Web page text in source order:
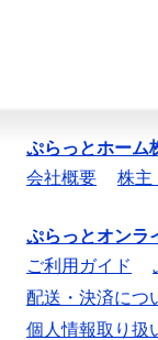
ぷらっとホーム
会社概要
株主
ぷらっとオンラ
ご利用ガイド
配送・決済につ
個人情報取り扱